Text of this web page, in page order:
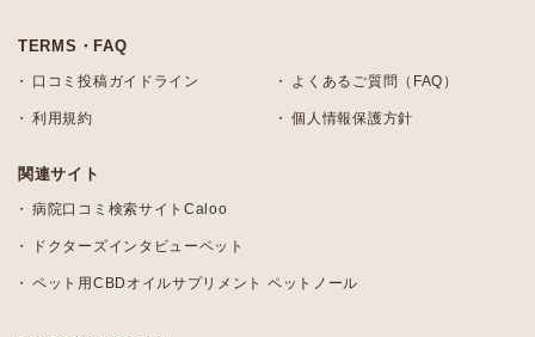
TERMS・FAQ
口コミ投稿ガイドライン よくあるご質問（FAQ）
利用規約 個人情報保護方針
関連サイト
病院口コミ検索サイトCaloo
ドクターズインタビューペット
ペット用CBDオイルサプリメント ペットノール